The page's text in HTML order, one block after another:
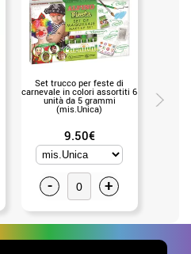
Set trucco per feste di
carnevale in colori assortiti 6
unità da 5 grammi
(mis.Unica)
9.50€
- +